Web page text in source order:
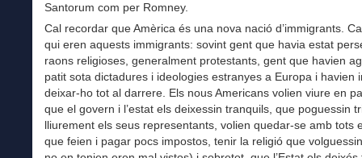
Santorum com per Romney.
Cal recordar que Amèrica és una nova nació d’immigrants.
qui eren aquests immigrants: sovint gent que havia estat
raons religioses, generalment protestants, gent que havien
patit sota dictadures i ideologies estranyes a Europa i havien
deixar-ho tot al darrere. Els nous Americans volien viure en
que el govern i l’estat els deixessin tranquils, que poguessin
lliurement els seus representants, volien quedar-se amb tots
que feien i pagar pocs impostos, tenir la religió que